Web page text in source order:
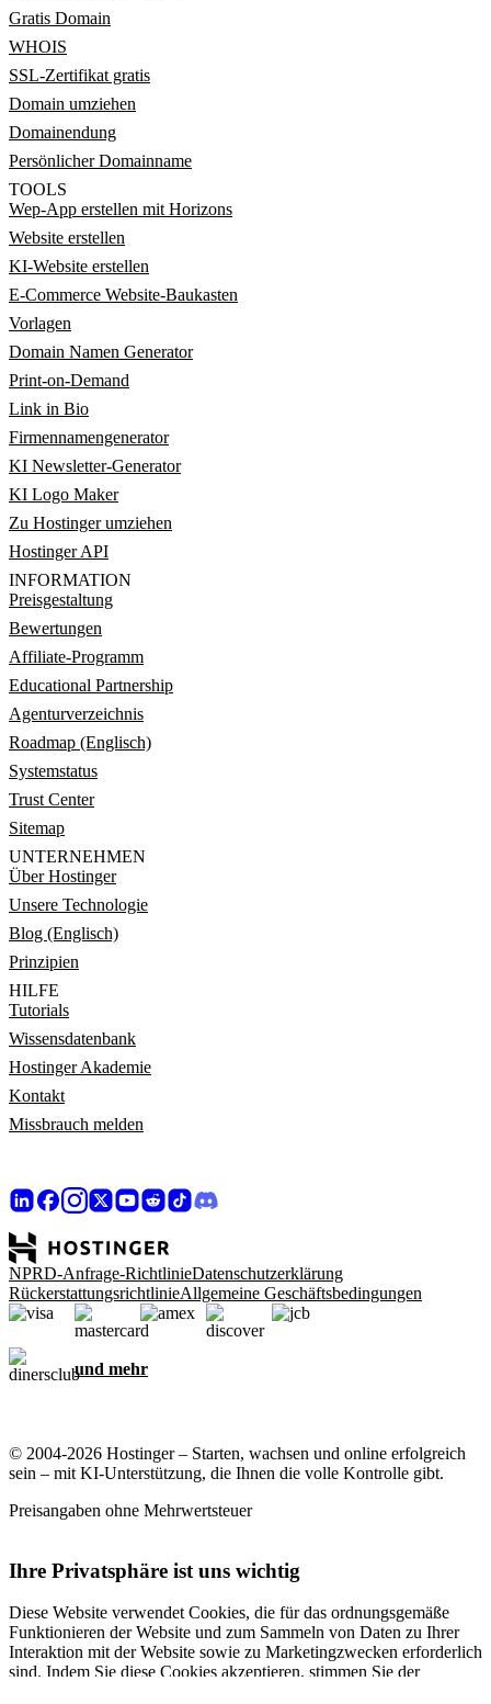
Gratis Domain
WHOIS
SSL-Zertifikat gratis
Domain umziehen
Domainendung
Persönlicher Domainname
TOOLS
Wep-App erstellen mit Horizons
Website erstellen
KI-Website erstellen
E-Commerce Website-Baukasten
Vorlagen
Domain Namen Generator
Print-on-Demand
Link in Bio
Firmennamengenerator
KI Newsletter-Generator
KI Logo Maker
Zu Hostinger umziehen
Hostinger API
INFORMATION
Preisgestaltung
Bewertungen
Affiliate-Programm
Educational Partnership
Agenturverzeichnis
Roadmap (Englisch)
Systemstatus
Trust Center
Sitemap
UNTERNEHMEN
Über Hostinger
Unsere Technologie
Blog (Englisch)
Prinzipien
HILFE
Tutorials
Wissensdatenbank
Hostinger Akademie
Kontakt
Missbrauch melden
NPRD-Anfrage-RichtlinieDatenschutzerklärung
RückerstattungsrichtlinieAllgemeine Geschäftsbedingungen
und mehr
© 2004-2026 Hostinger – Starten, wachsen und online erfolgreich
sein – mit KI-Unterstützung, die Ihnen die volle Kontrolle gibt.
Preisangaben ohne Mehrwertsteuer
Ihre Privatsphäre ist uns wichtig
Diese Website verwendet Cookies, die für das ordnungsgemäße
Funktionieren der Website und zum Sammeln von Daten zu Ihrer
Interaktion mit der Website sowie zu Marketingzwecken erforderlich
sind. Indem Sie diese Cookies akzeptieren, stimmen Sie der